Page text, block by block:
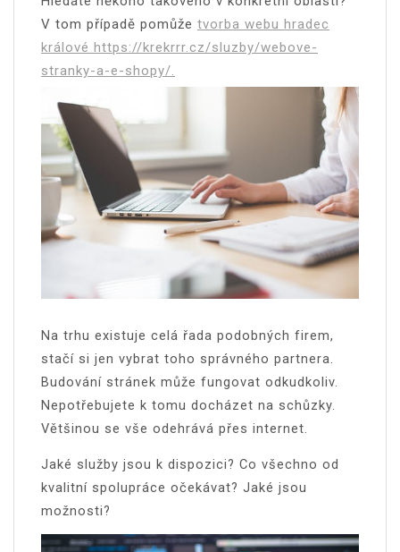
V tom případě pomůže tvorba webu hradec
králové https://krekrrr.cz/sluzby/webove-
stranky-a-e-shopy/.
Na trhu existuje celá řada podobných firem,
stačí si jen vybrat toho správného partnera.
Budování stránek může fungovat odkudkoliv.
Nepotřebujete k tomu docházet na schůzky.
Většinou se vše odehrává přes internet.
Jaké služby jsou k dispozici? Co všechno od
kvalitní spolupráce očekávat? Jaké jsou
možnosti?